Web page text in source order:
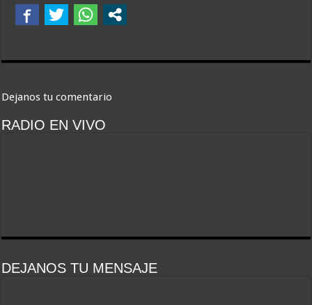
Dejanos tu comentario
RADIO EN VIVO
DEJANOS TU MENSAJE